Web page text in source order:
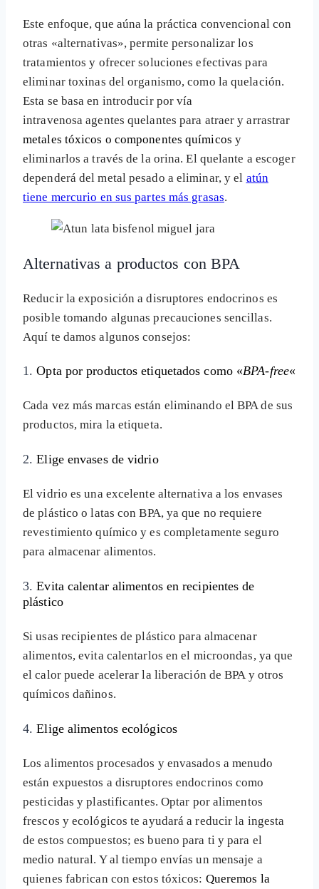
Este enfoque, que aúna la práctica convencional con
otras «alternativas», permite personalizar los
tratamientos y ofrecer soluciones efectivas para
eliminar toxinas del organismo, como la quelación.
Esta se basa en introducir por vía
intravenosa agentes quelantes para atraer y arrastrar
metales tóxicos o componentes químicos y
eliminarlos a través de la orina. El quelante a escoger
dependerá del metal pesado a eliminar, y el atún
tiene mercurio en sus partes más grasas.
Alternativas a productos con BPA
Reducir la exposición a disruptores endocrinos es
posible tomando algunas precauciones sencillas.
Aquí te damos algunos consejos:
1.Opta por productos etiquetados como «BPA-free«
Cada vez más marcas están eliminando el BPA de sus
productos, mira la etiqueta.
2.Elige envases de vidrio
El vidrio es una excelente alternativa a los envases
de plástico o latas con BPA, ya que no requiere
revestimiento químico y es completamente seguro
para almacenar alimentos.
3.Evita calentar alimentos en recipientes de
plástico
Si usas recipientes de plástico para almacenar
alimentos, evita calentarlos en el microondas, ya que
el calor puede acelerar la liberación de BPA y otros
químicos dañinos.
4.Elige alimentos ecológicos
Los alimentos procesados y envasados a menudo
están expuestos a disruptores endocrinos como
pesticidas y plastificantes. Optar por alimentos
frescos y ecológicos te ayudará a reducir la ingesta
de estos compuestos; es bueno para ti y para el
medio natural. Y al tiempo envías un mensaje a
quienes fabrican con estos tóxicos: Queremos la